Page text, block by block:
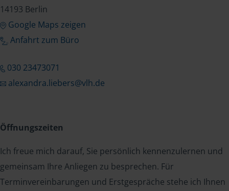
14193 Berlin
Google Maps zeigen
Anfahrt zum Büro
030 23473071
alexandra.liebers@vlh.de
Öffnungszeiten
Ich freue mich darauf, Sie persönlich kennenzulernen und
gemeinsam Ihre Anliegen zu besprechen. Für
Terminvereinbarungen und Erstgespräche stehe ich Ihnen